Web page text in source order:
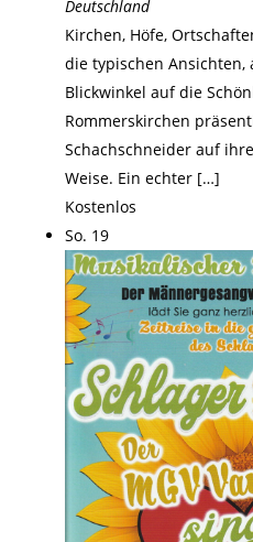
Deutschland
Kirchen, Höfe,
die typischen
Blickwinkel auf die
Rommerskirchen
Schachschneider auf
Weise. Ein echter […]
Kostenlos
So. 19